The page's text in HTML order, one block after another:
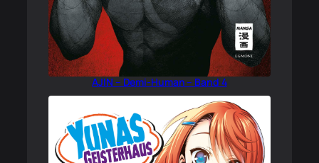
AJIN – Demi-Human – Band 4